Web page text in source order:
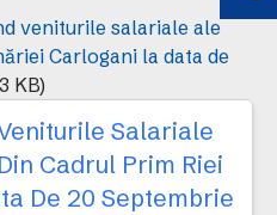
veniturile salariale ale
Carlogani la data de
KB)
Salariale
Cadrul Prim Riei
De 20 Septembrie